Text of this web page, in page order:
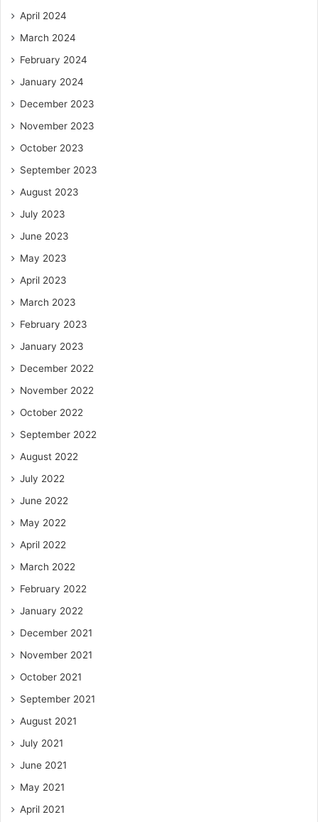
April 2024
March 2024
February 2024
January 2024
December 2023
November 2023
October 2023
September 2023
August 2023
July 2023
June 2023
May 2023
April 2023
March 2023
February 2023
January 2023
December 2022
November 2022
October 2022
September 2022
August 2022
July 2022
June 2022
May 2022
April 2022
March 2022
February 2022
January 2022
December 2021
November 2021
October 2021
September 2021
August 2021
July 2021
June 2021
May 2021
April 2021